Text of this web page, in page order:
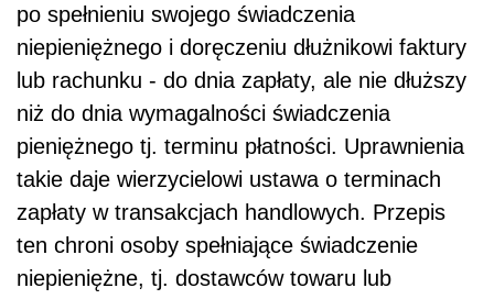
po spełnieniu swojego świadczenia
niepieniężnego i doręczeniu dłużnikowi faktury
lub rachunku - do dnia zapłaty, ale nie dłuższy
niż do dnia wymagalności świadczenia
pieniężnego tj. terminu płatności. Uprawnienia
takie daje wierzycielowi ustawa o terminach
zapłaty w transakcjach handlowych. Przepis
ten chroni osoby spełniające świadczenie
niepieniężne, tj. dostawców towaru lub